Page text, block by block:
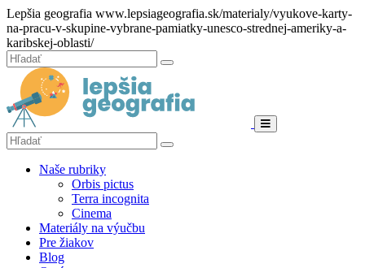
Hore
Lepšia geografia www.lepsiageografia.sk/materialy/vyukove-karty-
na-pracu-v-skupine-vybrane-pamiatky-unesco-strednej-ameriky-a-
karibskej-oblasti/
Zatvoriť
Hľadať:
Hľadať
Menu
Hľadať:
Hľadať
Naše rubriky
Orbis pictus
Terra incognita
Cinema
Materiály na výučbu
Pre žiakov
Blog